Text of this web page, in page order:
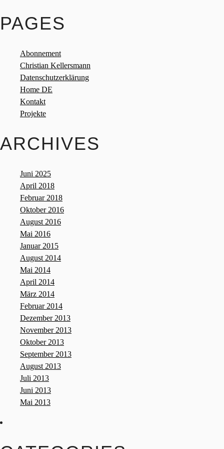
PAGES
Abonnement
Christian Kellersmann
Datenschutzerklärung
Home DE
Kontakt
Projekte
ARCHIVES
Juni 2025
April 2018
Februar 2018
Oktober 2016
August 2016
Mai 2016
Januar 2015
August 2014
Mai 2014
April 2014
März 2014
Februar 2014
Dezember 2013
November 2013
Oktober 2013
September 2013
August 2013
Juli 2013
Juni 2013
Mai 2013